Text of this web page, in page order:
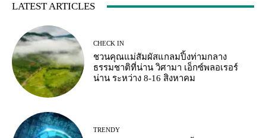
LATEST ARTICLES
CHECK IN
ชวนคุณแม่สัมผัสแกลมปิ้งท่ามกลาง
ธรรมชาติที่น่าน วิศามา เอ็กซ์พลอเรอร์
น่าน ระหว่าง 8-16 สิงหาคม
TRENDY